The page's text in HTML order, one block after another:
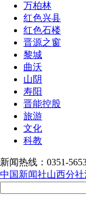
万柏林
红色兴县
红色石楼
晋源之窗
黎城
曲沃
山阴
寿阳
晋能控股
旅游
文化
科教
新闻热线：0351-
中国新闻社山西分社